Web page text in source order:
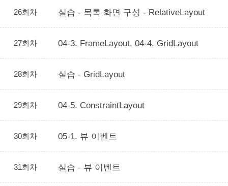
26회차 실습 - 목록 화면 구성 - RelativeLayout
27회차 04-3. FrameLayout, 04-4. GridLayout
28회차 실습 - GridLayout
29회차 04-5. ConstraintLayout
30회차 05-1. 뷰 이벤트
31회차 실습 - 뷰 이벤트